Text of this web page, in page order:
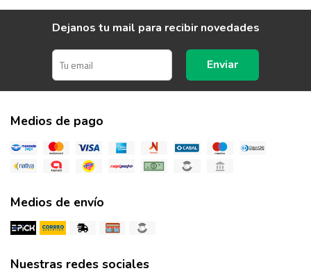
Dejanos tu mail para recibir novedades
Enviar
Medios de pago
Medios de envío
Nuestras redes sociales